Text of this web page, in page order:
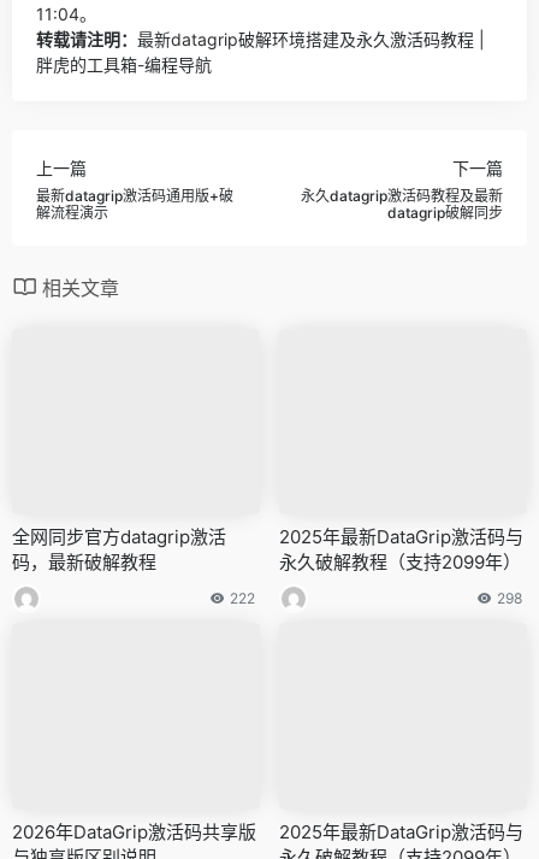
11:04。
转载请注明： 最新datagrip破解环境搭建及永久激活码教程 |
胖虎的工具箱-编程导航
上一篇
最新datagrip激活码通用版+破
解流程演示
下一篇
永久datagrip激活码教程及最新
datagrip破解同步
相关文章
全网同步官方datagrip激活
码，最新破解教程
222
2025年最新DataGrip激活码与
永久破解教程（支持2099年）
298
2026年DataGrip激活码共享版
2025年最新DataGrip激活码与